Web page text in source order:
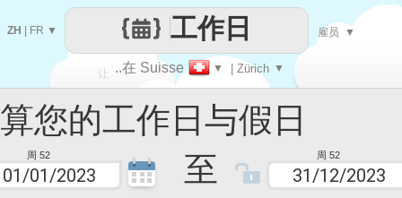
工作日与假日
周 52 至 周 52
让
每一天
..在 Suisse ▼ | Zürich ▼
工作日
ZH FR ▼ 雇员 ▼